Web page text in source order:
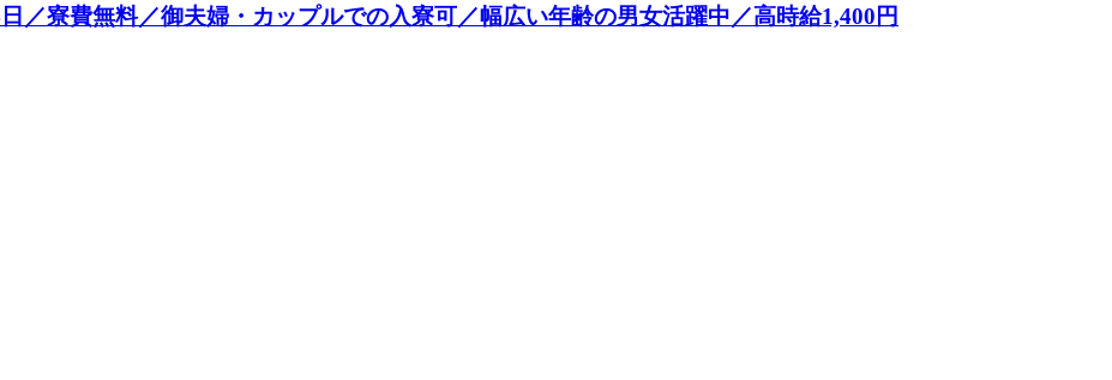
／寮費無料／御夫婦・カップルでの入寮可／幅広い年齢の男女活躍中／高時給1,400円